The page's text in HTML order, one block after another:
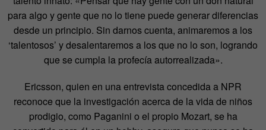
para algo y gente que no lo tiene puede generar diferencias
desde un principio. Sin darnos cuenta, animaremos a los
‘talentosos’ y desalentaremos a los que no lo son, logrando
que se cumpla la profecía autorrealizada».
Ericsson, quien en una entrevista concedida a NPR
reconoce que la investigación acerca de la vida de niños
prodigio, como Paganini o el propio Mozart, se ha